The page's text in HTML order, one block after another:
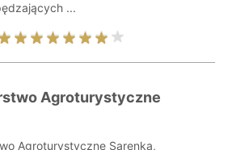
...
Agroturystyczne
Agroturystyczne Sarenka,